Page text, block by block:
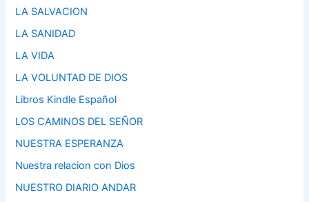
LA SALVACION
LA SANIDAD
LA VIDA
LA VOLUNTAD DE DIOS
Libros Kindle Español
LOS CAMINOS DEL SEÑOR
NUESTRA ESPERANZA
Nuestra relacion con Dios
NUESTRO DIARIO ANDAR